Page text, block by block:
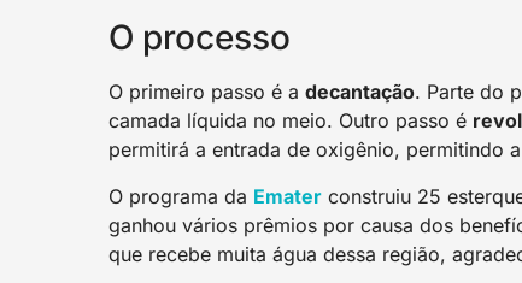
O processo
O primeiro passo é a decantação. Parte do
camada líquida no meio. Outro passo é
permitirá a entrada de oxigênio, permitindo
O programa da Emater construiu 25
ganhou vários prêmios por causa dos
que recebe muita água dessa região,